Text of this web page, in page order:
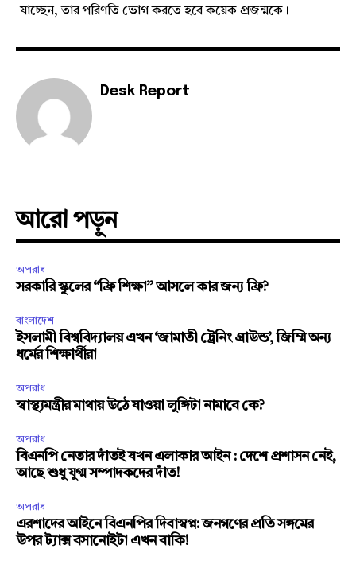
যাচ্ছেন, তার পরিণতি ভোগ করতে হবে কয়েক প্রজন্মকে।
Desk Report
আরো পড়ুন
অপরাধ
সরকারি স্কুলের “ফ্রি শিক্ষা” আসলে কার জন্য ফ্রি?
বাংলাদেশ
ইসলামী বিশ্ববিদ্যালয় এখন ‘জামাতী ট্রেনিং গ্রাউন্ড’, জিম্মি অন্য
ধর্মের শিক্ষার্থীরা
অপরাধ
স্বাস্থ্যমন্ত্রীর মাথায় উঠে যাওয়া লুঙ্গিটা নামাবে কে?
অপরাধ
বিএনপি নেতার দাঁতই যখন এলাকার আইন : দেশে প্রশাসন নেই,
আছে শুধু যুগ্ম সম্পাদকদের দাঁত!
অপরাধ
এরশাদের আইনে বিএনপির দিবাস্বপ্ন: জনগণের প্রতি সঙ্গমের
উপর ট্যাক্স বসানোইটা এখন বাকি!